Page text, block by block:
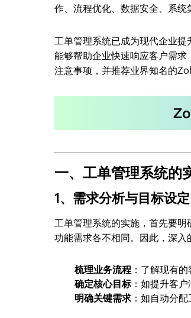
作、流程优化、数据安全、系统
工单管理系统已成为现代企业
能够帮助企业快速响应客户需
注意事项，并推荐业界知名的
一、工单管理系统的
1、需求分析与目标设定
工单管理系统的实施，首先要
功能需求各不相同。因此，深入
梳理业务流程 ：了解现有
确定核心目标：如提升客户
明确关键需求：如自动分